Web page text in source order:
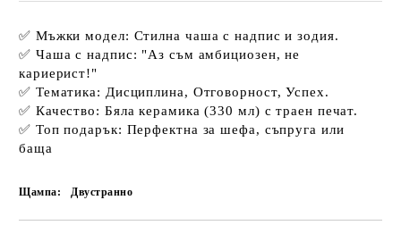
✅ Мъжки модел: Стилна чаша с надпис и зодия.
✅ Чаша с надпис: "Аз съм амбициозен, не
кариерист!"
✅ Тематика: Дисциплина, Отговорност, Успех.
✅ Качество: Бяла керамика (330 мл) с траен печат.
✅ Топ подарък: Перфектна за шефа, съпруга или
баща
Щампа: Двустранно